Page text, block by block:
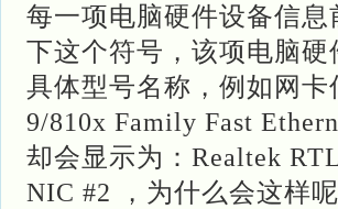
每一项电脑硬件设备信
下这个符号，该项电脑
具体型号名称，例如网
9/810x Family Fast
却会显示为：Realtek
NIC #2 ，为什么会这样